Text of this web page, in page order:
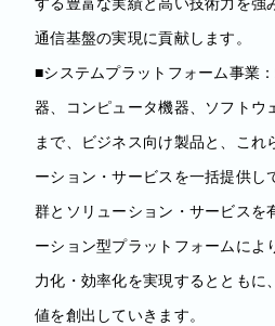
通信基盤の実現に貢献します。
■システムプラットフォーム事業
器、コンピュータ機器、ソフトウ
まで、ビジネス向け製品と、これ
ーション・サービスを一括提供し
群とソリューション・サービスを
ーション型プラットフォームによ
力化・効率化を実現するとともに
値を創出していきます。